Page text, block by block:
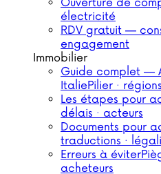
Ouverture de
électricité
RDV gratuit —
engagement
Immobilier
Guide complet —
ItaliePilier ·
Les étapes pour
délais · acteurs
Documents pour
traductions ·
Erreurs à éviter
acheteurs